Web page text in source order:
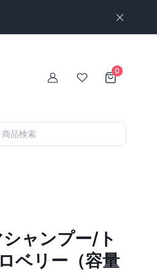
ログインお気に入り
0
商品検索
ャンプー/ト
ベリー（容量